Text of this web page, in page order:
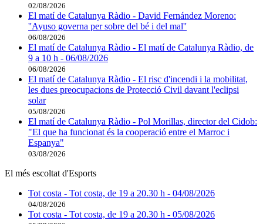
02/08/2026
El matí de Catalunya Ràdio - David Fernández Moreno:
''Ayuso governa per sobre del bé i del mal''
06/08/2026
El matí de Catalunya Ràdio - El matí de Catalunya Ràdio, de
9 a 10 h - 06/08/2026
06/08/2026
El matí de Catalunya Ràdio - El risc d'incendi i la mobilitat,
les dues preocupacions de Protecció Civil davant l'eclipsi
solar
05/08/2026
El matí de Catalunya Ràdio - Pol Morillas, director del Cidob:
"El que ha funcionat és la cooperació entre el Marroc i
Espanya"
03/08/2026
El més escoltat d'Esports
Tot costa - Tot costa, de 19 a 20.30 h - 04/08/2026
04/08/2026
Tot costa - Tot costa, de 19 a 20.30 h - 05/08/2026